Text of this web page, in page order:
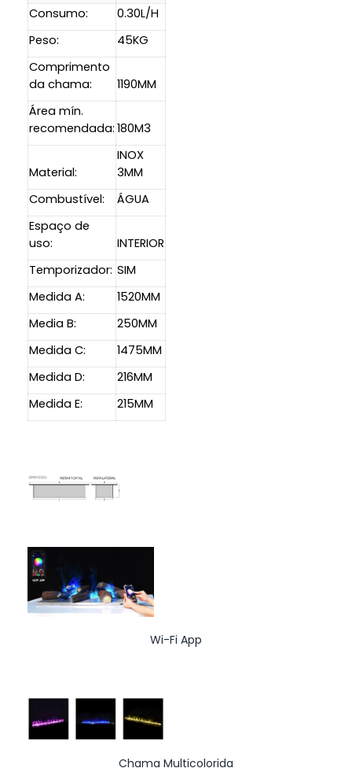
Consumo:
0.30L/H
Peso:
45KG
Comprimento
da chama:
1190MM
Área mín.
recomendada: 180M3
Material:
INOX
3MM
Combustível:
ÁGUA
Espaço de
uso:
INTERIOR
Temporizador: SIM
Medida A:
1520MM
Media B:
250MM
Medida C:
1475MM
Medida D:
216MM
Medida E:
215MM
Wi-Fi App
Chama Multicolorida